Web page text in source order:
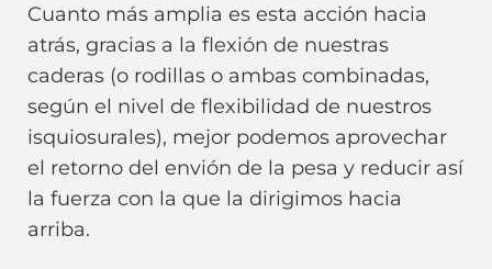
Cuanto más amplia es esta acción hacia
atrás, gracias a la flexión de nuestras
caderas (o rodillas o ambas combinadas,
según el nivel de flexibilidad de nuestros
isquiosurales), mejor podemos aprovechar
el retorno del envión de la pesa y reducir así
la fuerza con la que la dirigimos hacia
arriba.